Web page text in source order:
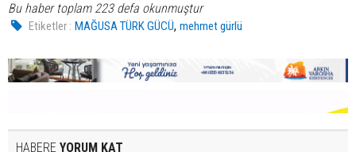
Bu haber toplam 223 defa okunmuştur
Etiketler : MAĞUSA TÜRK GÜCÜ,mehmet gürlü
HABERE YORUM KAT